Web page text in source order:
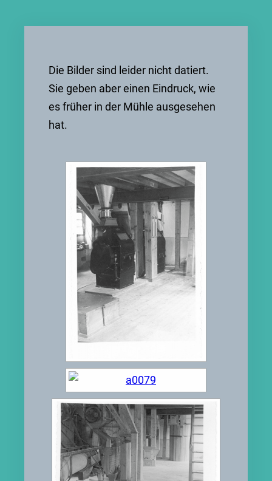
Die Bilder sind leider nicht datiert.
Sie geben aber einen Eindruck, wie
es früher in der Mühle ausgesehen
hat.